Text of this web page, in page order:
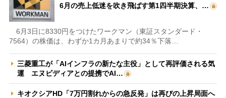
6月の売上低迷を吹き飛ばす第1四半期決算、…
6月3日に8330円をつけたワークマン（東証スタンダード・
7564）の株価は、わずか1カ月あまりで約34％下落…
三菱重工が「AIインフラの新たな主役」として再評価される気
運 エヌビディアとの提携でAI…
キオクシアHD「7万円割れからの急反発」は再びの上昇局面へ